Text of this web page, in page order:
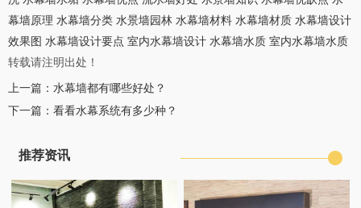
幕墙原理 水幕墙分类 水景墙园林 水幕墙材料 水幕墙材质 水幕墙设计
效果图 水幕墙设计要点 室内水幕墙设计 水幕墙水质 室内水幕墙水质
转载请注明出处！
上一篇： 水幕墙都有哪些好处？
下一篇： 看看水幕系统有多少种？
推荐资讯